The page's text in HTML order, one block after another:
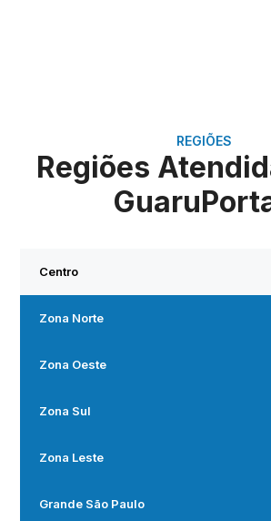
REGIÕES
Regiões
Centro
Zona Norte
Zona Oeste
Zona Sul
Zona Leste
Grande São Paulo